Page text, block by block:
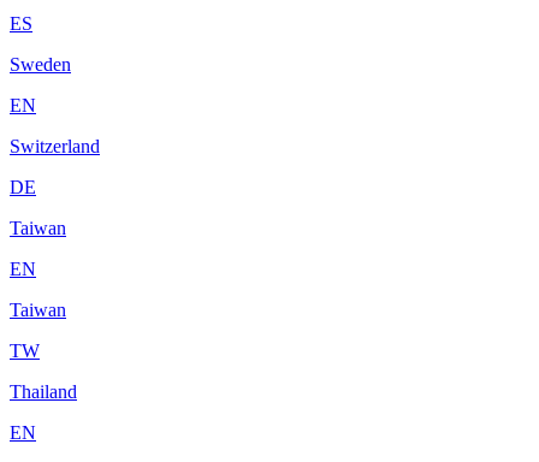
ES
Sweden
EN
Switzerland
DE
Taiwan
EN
Taiwan
TW
Thailand
EN